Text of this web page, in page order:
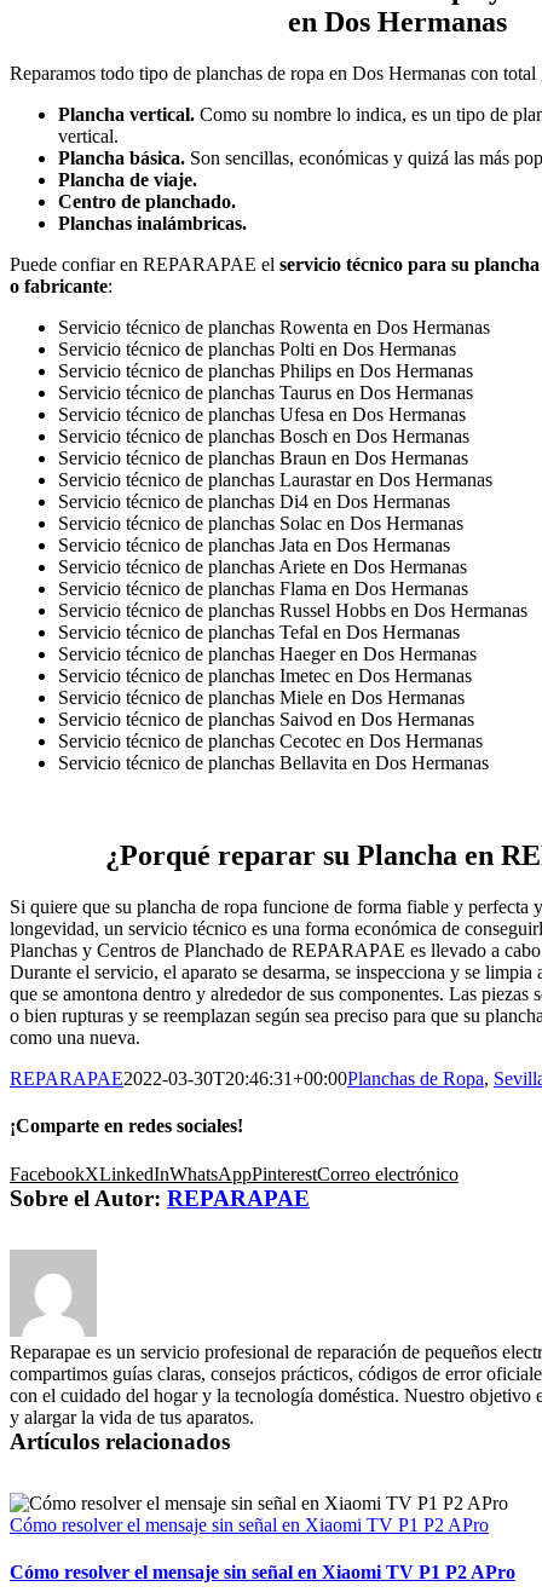
en Dos Hermanas
Reparamos todo tipo de planchas de ropa en Dos Hermanas con total
Plancha vertical. Como su nombre lo indica, es un tipo de
vertical.
Plancha básica. Son sencillas, económicas y quizá las más
Plancha de viaje.
Centro de planchado.
Planchas inalámbricas.
Puede confiar en REPARAPAE el servicio técnico para su
o fabricante:
Servicio técnico de planchas Rowenta en Dos Hermanas
Servicio técnico de planchas Polti en Dos Hermanas
Servicio técnico de planchas Philips en Dos Hermanas
Servicio técnico de planchas Taurus en Dos Hermanas
Servicio técnico de planchas Ufesa en Dos Hermanas
Servicio técnico de planchas Bosch en Dos Hermanas
Servicio técnico de planchas Braun en Dos Hermanas
Servicio técnico de planchas Laurastar en Dos Hermanas
Servicio técnico de planchas Di4 en Dos Hermanas
Servicio técnico de planchas Solac en Dos Hermanas
Servicio técnico de planchas Jata en Dos Hermanas
Servicio técnico de planchas Ariete en Dos Hermanas
Servicio técnico de planchas Flama en Dos Hermanas
Servicio técnico de planchas Russel Hobbs en Dos Hermanas
Servicio técnico de planchas Tefal en Dos Hermanas
Servicio técnico de planchas Haeger en Dos Hermanas
Servicio técnico de planchas Imetec en Dos Hermanas
Servicio técnico de planchas Miele en Dos Hermanas
Servicio técnico de planchas Saivod en Dos Hermanas
Servicio técnico de planchas Cecotec en Dos Hermanas
Servicio técnico de planchas Bellavita en Dos Hermanas
¿Porqué reparar su Plancha en
Si quiere que su plancha de ropa funcione de forma fiable y perfecta
longevidad, un servicio técnico es una forma económica de
Planchas y Centros de Planchado de REPARAPAE es llevado a
Durante el servicio, el aparato se desarma, se inspecciona y se
que se amontona dentro y alrededor de sus componentes. Las piezas
o bien rupturas y se reemplazan según sea preciso para que su
como una nueva.
REPARAPAE2022-03-30T20:46:31+00:00Planchas de Ropa,
¡Comparte en redes sociales!
FacebookXLinkedInWhatsAppPinterestCorreo electrónico
Sobre el Autor: REPARAPAE
Reparapae es un servicio profesional de reparación de pequeños
compartimos guías claras, consejos prácticos, códigos de error
con el cuidado del hogar y la tecnología doméstica. Nuestro objetivo
y alargar la vida de tus aparatos.
Artículos relacionados
Cómo resolver el mensaje sin señal en Xiaomi TV P1 P2 APro
Cómo resolver el mensaje sin señal en Xiaomi TV P1 P2 APro